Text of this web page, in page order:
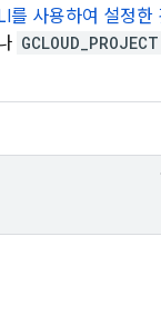
를 사용하여 설정한
GCLOUD_PROJECT